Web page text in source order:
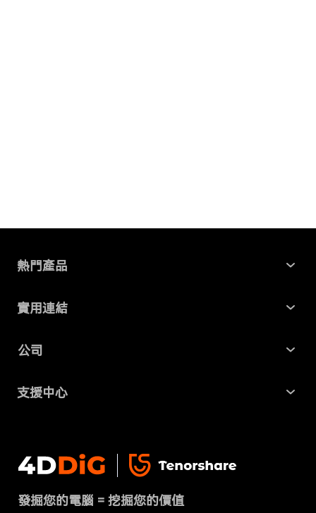
熱門產品
Windows 資料救援
AI File Repair
Partition Manager
實用連結
最新資訊
USB 隨身碟資料救援
免費線上檔案修復
公司
關於我們
條款 & 條件
Cookies政策（已更新）
支援中心
聯絡我們
發掘您的電腦 = 挖掘您的價值